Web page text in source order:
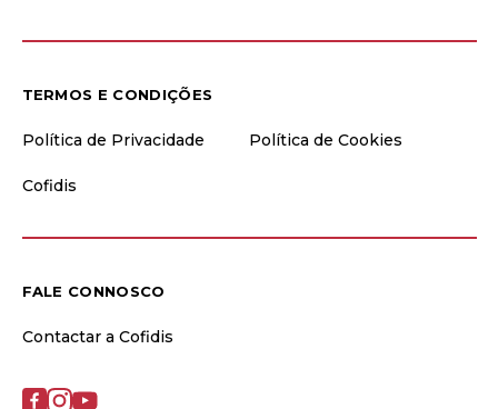
TERMOS E CONDIÇÕES
Política de Privacidade Política de Cookies
Cofidis
FALE CONNOSCO
Contactar a Cofidis